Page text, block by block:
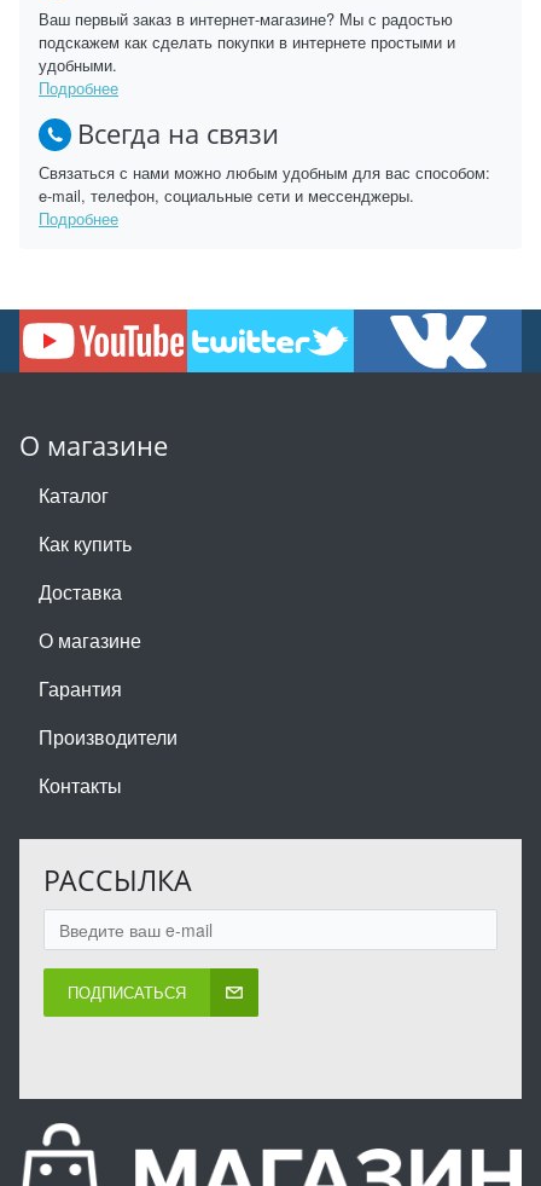
Ваш первый заказ в интернет-магазине? Мы с радостью
подскажем как сделать покупки в интернете простыми и
удобными.
Подробнее
Всегда на связи
Связаться с нами можно любым удобным для вас способом:
e-mail, телефон, социальные сети и мессенджеры.
Подробнее
О магазине
Каталог
Как купить
Доставка
О магазине
Гарантия
Производители
Контакты
РАССЫЛКА
ПОДПИСАТЬСЯ